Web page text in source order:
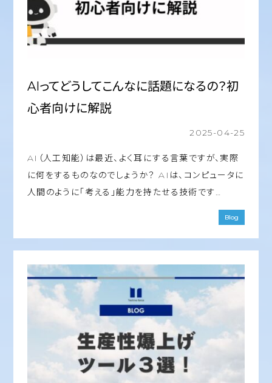
AIってどうしてこんなに話題になるの？初
心者向けに解説
2025-04-25
AI（人工知能）は最近、よく耳にする言葉ですが、実際
に何をするものなのでしょうか？ AIは、コンピュータに
人間のように「考える」能力を持たせる技術です…
Blog